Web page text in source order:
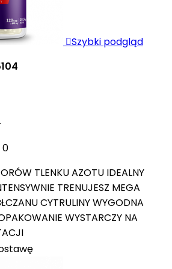
Szybki podgląd
0
TLENKU AZOTU IDEALNY
TRENUJESZ MEGA
CYTRULINY WYGODNA
WYSTARCZY NA